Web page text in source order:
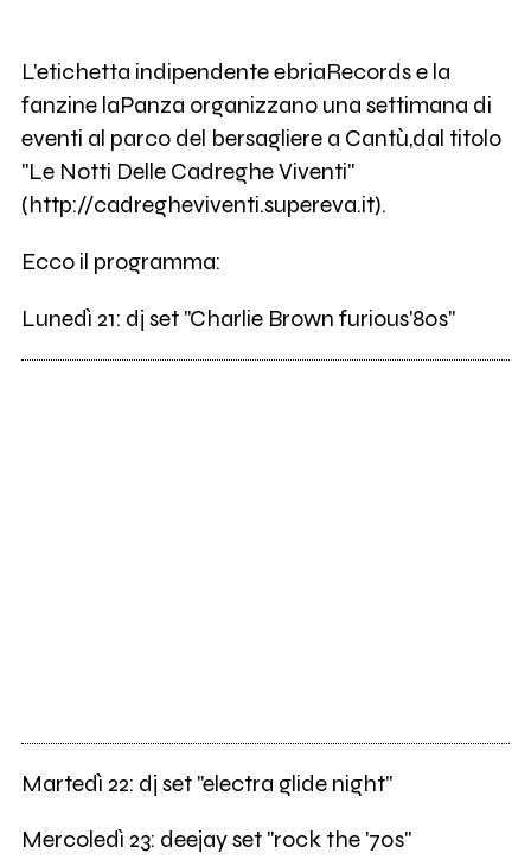
L'etichetta indipendente ebriaRecords e la
fanzine laPanza organizzano una settimana di
eventi al parco del bersagliere a Cantù,dal titolo
"Le Notti Delle Cadreghe Viventi"
(http://cadregheviventi.supereva.it).
Ecco il programma:
Lunedì 21: dj set "Charlie Brown furious'80s"
Martedì 22: dj set "electra glide night"
Mercoledì 23: deejay set "rock the '70s"